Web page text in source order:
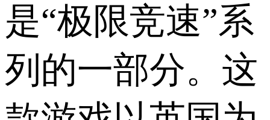
是“极限竞速”系
列的一部分。这